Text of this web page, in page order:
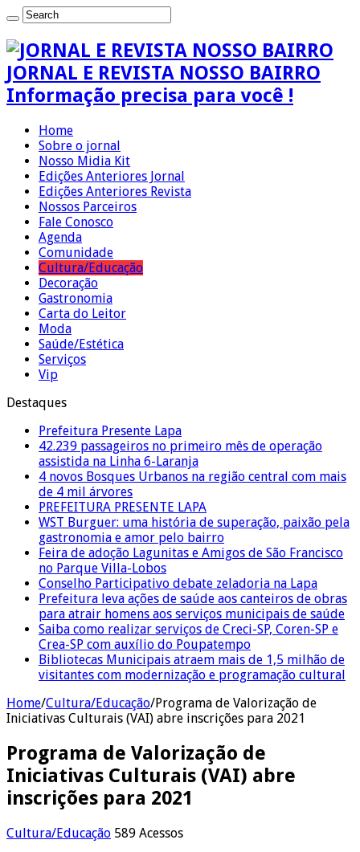
JORNAL E REVISTA NOSSO BAIRRO
Informação precisa para você !
Home
Sobre o jornal
Nosso Midia Kit
Edições Anteriores Jornal
Edições Anteriores Revista
Nossos Parceiros
Fale Conosco
Agenda
Comunidade
Cultura/Educação
Decoração
Gastronomia
Carta do Leitor
Moda
Saúde/Estética
Serviços
Vip
Destaques
Prefeitura Presente Lapa
42.239 passageiros no primeiro mês de operação
assistida na Linha 6-Laranja
4 novos Bosques Urbanos na região central com mais
de 4 mil árvores
PREFEITURA PRESENTE LAPA
WST Burguer: uma história de superação, paixão pela
gastronomia e amor pelo bairro
Feira de adoção Lagunitas e Amigos de São Francisco
no Parque Villa-Lobos
Conselho Participativo debate zeladoria na Lapa
Prefeitura leva ações de saúde aos canteiros de obras
para atrair homens aos serviços municipais de saúde
Saiba como realizar serviços de Creci-SP, Coren-SP e
Crea-SP com auxílio do Poupatempo
Bibliotecas Municipais atraem mais de 1,5 milhão de
visitantes com modernização e programação cultural
Home/Cultura/Educação/Programa de Valorização de
Iniciativas Culturais (VAI) abre inscrições para 2021
Programa de Valorização de
Iniciativas Culturais (VAI) abre
inscrições para 2021
Cultura/Educação 589 Acessos